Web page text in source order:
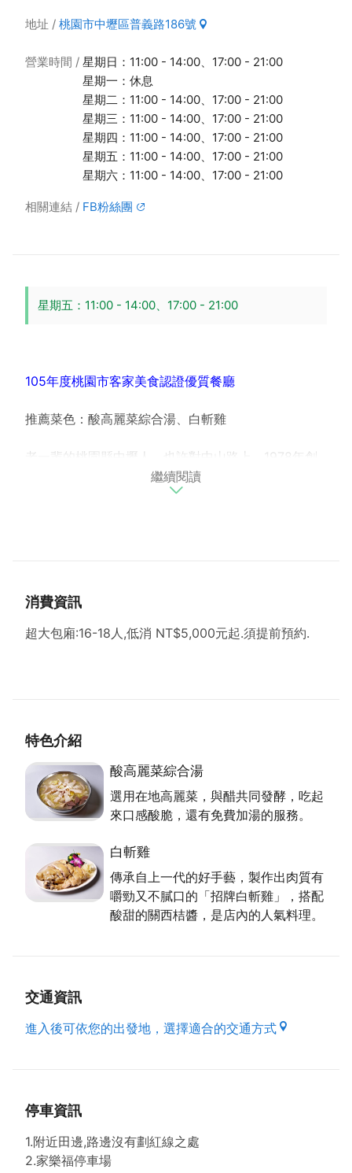
地址 桃園市中壢區普義路186號
營業時間
星期日：11:00 - 14:00、17:00 - 21:00
星期一：休息
星期二：11:00 - 14:00、17:00 - 21:00
星期三：11:00 - 14:00、17:00 - 21:00
星期四：11:00 - 14:00、17:00 - 21:00
星期五：11:00 - 14:00、17:00 - 21:00
星期六：11:00 - 14:00、17:00 - 21:00
相關連結 FB粉絲團
星期五：11:00 - 14:00、17:00 - 21:00
105年度桃園市客家美食認證優質餐廳
推薦菜色：酸高麗菜綜合湯、白斬雞
老一輩的桃園縣中壢人，也許對中山路上、1978年創
立的新龍餐廳有些印象，1995年再創饌園，再於2007
年遷至現址， 由第二代接手經營。取名饌園，是晉天
樸實的饌園以傳統客家料理與台菜為主，部分料理閩客
加湯是基本服務。用在來米搓出的客家米苔目，外觀雪
白晶瑩，炒或煮湯口感都Q彈，很有飽足感，碗內還有
木耳、蝦仁、韭菜等，料多實在，米苔目加糖水就可以
成為點心。
傳承父母料理好手藝的招牌白斬雞，是自父母傳承所得
雞，肉質夠勁又不油膩，沾點酸甜的關西桔醬味道剛
好，這道白斬雞是入厝、起家、娶媳婦或嫁女兒宴客
時，必備的圓滿好菜。薑絲粉腸，選用當天現宰的溫體
豬，清洗乾淨後，拌嫩薑絲、醬油膏、工研白醋炒，炸
菜。雖經幾次搬遷，不輕易漲價的饌園仍將紮實經營，
以美食帶給大家美好的用餐回憶。
繼續閱讀
消費資訊
超大包廂:16-18人,低消 NT$5,000元起.須提前預約.
特色介紹
酸高麗菜綜合湯
選用在地高麗菜，與醋共同發酵，吃起
來口感酸脆，還有免費加湯的服務。
白斬雞
傳承自上一代的好手藝，製作出肉質有
嚼勁又不膩口的「招牌白斬雞」，搭配
酸甜的關西桔醬，是店內的人氣料理。
交通資訊
進入後可依您的出發地，選擇適合的交通方式
停車資訊
1.附近田邊,路邊沒有劃紅線之處
2.家樂福停車場